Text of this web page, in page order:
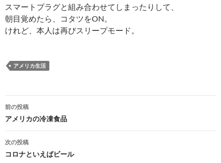
スマートプラグと組み合わせてしまったりして、
朝目覚めたら、コタツをON。
けれど、本人は再びスリープモード。
アメリカ生活
投
稿
ナ
ビ
前の投稿
アメリカの冷凍食品
次の投稿
コロナといえばビール